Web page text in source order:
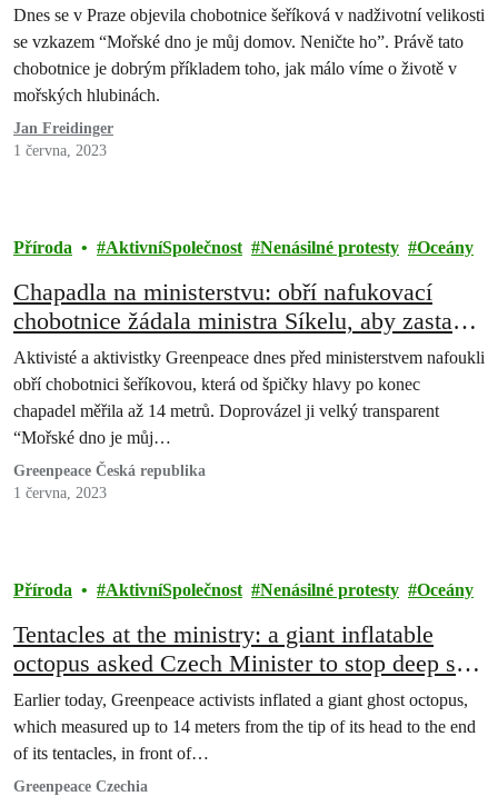
Dnes se v Praze objevila chobotnice šeříková v nadživotní velikosti
se vzkazem “Mořské dno je můj domov. Neničte ho”. Právě tato
chobotnice je dobrým příkladem toho, jak málo víme o životě v
mořských hlubinách.
Jan Freidinger
1 června, 2023
Příroda AktivníSpolečnost Nenásilné protesty Oceány
Chapadla na ministerstvu: obří nafukovací
chobotnice žádala ministra Síkelu, aby zastavil
těžbu na dně moří
Aktivisté a aktivistky Greenpeace dnes před ministerstvem nafoukli
obří chobotnici šeříkovou, která od špičky hlavy po konec
chapadel měřila až 14 metrů. Doprovázel ji velký transparent
“Mořské dno je můj…
Greenpeace Česká republika
1 června, 2023
Příroda AktivníSpolečnost Nenásilné protesty Oceány
Tentacles at the ministry: a giant inflatable
octopus asked Czech Minister to stop deep sea
mining
Earlier today, Greenpeace activists inflated a giant ghost octopus,
which measured up to 14 meters from the tip of its head to the end
of its tentacles, in front of…
Greenpeace Czechia